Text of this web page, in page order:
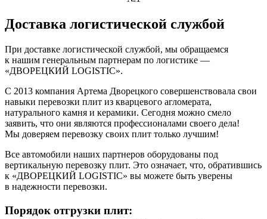
Доставка логистической службой
При доставке логистической службой, мы обращаемся
к нашим генеральным партнерам по логистике —
«ДВОРЕЦКИЙ LOGISTIC».
С 2013 компания Артема Дворецкого совершенствовала свои
навыки перевозки плит из кварцевого агломерата,
натурального камня и керамики. Сегодня можно смело
заявить, что они являются профессионалами своего дела!
Мы доверяем перевозку своих плит только лучшим!
Все автомобили наших партнеров оборудованы под
вертикальную перевозку плит. Это означает, что, обратившись
к «ДВОРЕЦКИЙ LOGISTIC» вы можете быть уверены
в надежности перевозки.
Порядок отгрузки плит: